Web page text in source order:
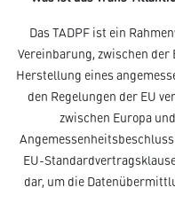
Das TADPF ist ein
Vereinbarung, zwischen der
Herstellung eines
den Regelungen der EU
zwischen Europa
EU-
dar, um die